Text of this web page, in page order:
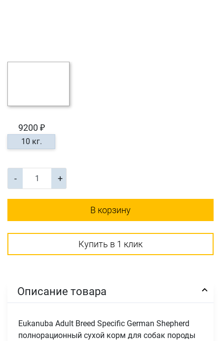
9200 ₽
10 кг.
- +
В корзину
Купить в 1 клик
Описание товара
Eukanuba Adult Breed Specific German Shepherd
полнорационный сухой корм для собак породы